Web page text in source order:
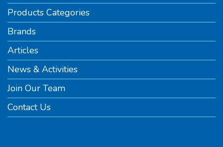
Products Categories
Brands
Articles
News & Activities
Join Our Team
Contact Us